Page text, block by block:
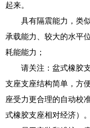
起来。
具有隔震能力，类
承载能力、较大的水平
耗能能力；
请关注：盆式橡胶
支座支座结构简单，方
座受力更合理的自动校
式橡胶支座相对经济）。